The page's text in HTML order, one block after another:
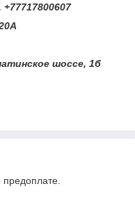
+77717800607
шоссе, 1б
предоплате.